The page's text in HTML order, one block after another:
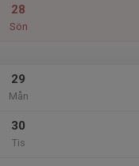
28
Sön
29
Mån
30
Tis